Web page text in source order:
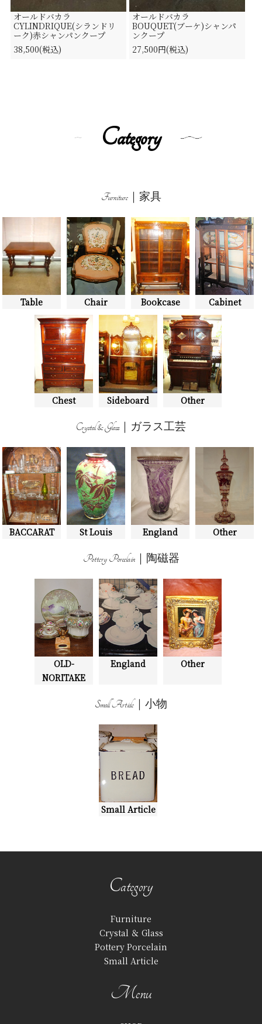
オールドバカラ
CYLINDRIQUE(シランドリ
ーク)赤シャンパンクープ
38,500(税込)
オールドバカラ
BOUQUET(ブーケ)シャンパ
ンクープ
27,500円(税込)
Category
Furniture｜家具
Table Chair Bookcase Cabinet
Chest Sideboard Other
Crystal & Glass｜ガラス工芸
BACCARAT St Louis England Other
Pottery Porcelain｜陶磁器
OLD-
NORITAKE
England Other
Small Article｜小物
Small Article
Category
Furniture
Crystal ＆ Glass
Pottery Porcelain
Small Article
Menu